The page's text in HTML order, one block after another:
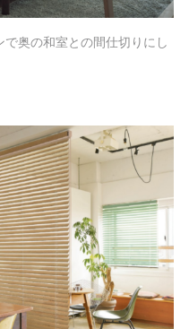
奥の和室との間仕切りにし